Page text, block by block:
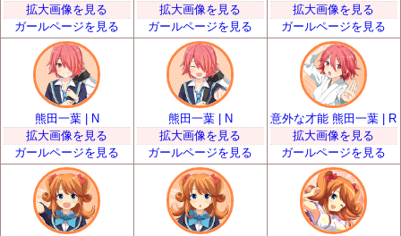
拡大画像を見る
ガールページを見る
拡大画像を見る
ガールページを見る
拡大画像を見る
ガールページを見る
熊田一葉 | N
拡大画像を見る
ガールページを見る
熊田一葉 | N
拡大画像を見る
ガールページを見る
意外な才能 熊田一葉 | R
拡大画像を見る
ガールページを見る